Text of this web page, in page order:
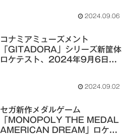
2024.09.06
コナミアミューズメント
「GITADORA」シリーズ新筐体
ロケテスト、2024年9月6日～
2024.09.02
セガ新作メダルゲーム
「MONOPOLY THE MEDAL
AMERICAN DREAM」ロケテ